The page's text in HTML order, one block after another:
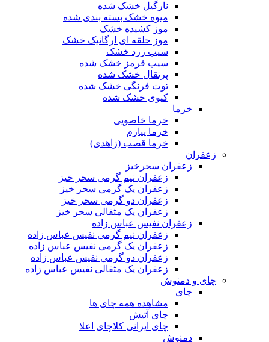
نارگیل خشک شده
میوه خشک بسته بندی شده
موز کشیده خشک
موز حلقه ای ارگانیک خشک
سیب زرد خشک
سیب قرمز خشک شده
پرتقال خشک شده
توت فرنگی خشک شده
کیوی خشک شده
خرما
خرما خاصویی
خرما پیارم
خرما قصب (زاهدی)
زعفران
زعفران سحرخیز
زعفران نیم گرمی سحر خیز
زعفران یک گرمی سحر خیز
زعفران دو گرمی سحر خیز
زعفران یک مثقالی سحر خیز
زعفران نفیس عباس زاده
زعفران نیم گرمی نفیس عباس زاده
زعفران یک گرمی نفیس عباس زاده
زعفران دو گرمی نفیس عباس زاده
زعفران یک مثقالی نفیس عباس زاده
چای و دمنوش
چای
مشاهده همه چای ها
چای آتیش
چای ایرانی کلاچای اعلا
دمنوش